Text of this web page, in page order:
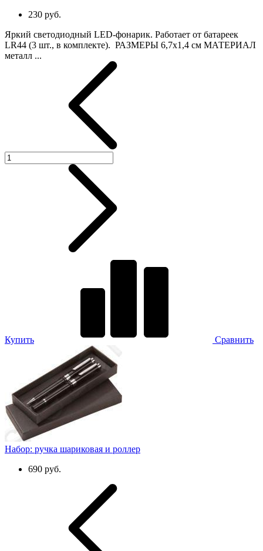
230 руб.
Яркий светодиодный LED-фонарик. Работает от батареек
LR44 (3 шт., в комплекте). РАЗМЕРЫ 6,7х1,4 см МАТЕРИАЛ
металл ...
Купить Сравнить
Набор: ручка шариковая и роллер
690 руб.